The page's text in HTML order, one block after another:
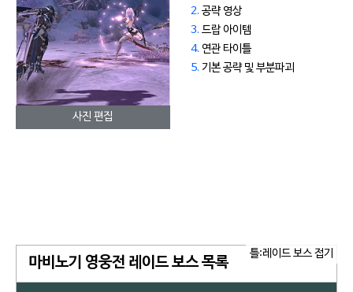
사진 편집
2. 공략 영상
3. 드랍 아이템
4. 연관 타이틀
5. 기본 공략 및 부분파괴
틀:레이드 보스 접기
마비노기 영웅전 레이드 보스 목록